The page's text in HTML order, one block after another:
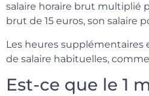
salaire horaire brut multiplié
brut de 15 euros, son salaire
Les heures supplémentaires
de salaire habituelles,
Est-ce que le 1